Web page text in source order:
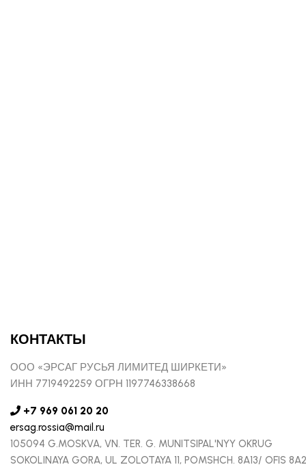
КОНТАКТЫ
ООО «ЭРСАГ РУСЬЯ ЛИМИТЕД ШИРКЕТИ»
ИНН 7719492259 ОГРН 1197746338668
+7 969 061 20 20
ersag.rossia@mail.ru
105094 G.MOSKVA, VN. TER. G. MUNITSIPAL'NYY OKRUG
SOKOLINAYA GORA, UL ZOLOTAYA 11, POMSHCH. 8A13/ OFIS